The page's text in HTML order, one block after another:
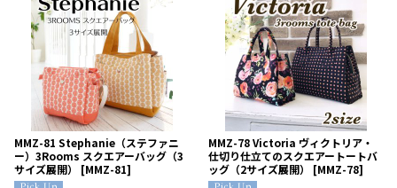
MMZ-81 Stephanie（ステファニ
ー）3Rooms スクエアーバッグ（3
サイズ展開）
[MMZ-81]
MMZ-78 Victoria ヴィクトリア・
仕切り仕立てのスクエアートートバ
ッグ（2サイズ展開）
[MMZ-78]